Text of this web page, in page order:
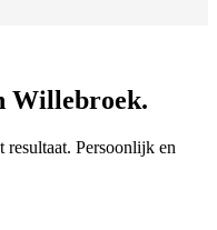
Willebroek.
resultaat. Persoonlijk en